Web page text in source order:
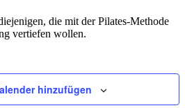
die mit der Pilates-Methode
vertiefen wollen.
hinzufügen